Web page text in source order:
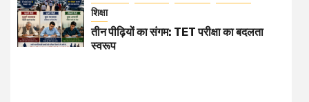
शिक्षा
तीन पीढ़ियों का संगम: TET परीक्षा का बदलता
स्वरूप